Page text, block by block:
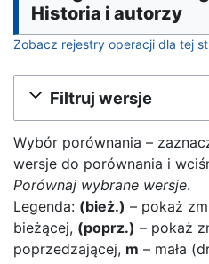
Historia i autorzy
Zobacz rejestry operacji dla tej
Filtruj wersje
Wybór porównania –
wersje do porównania i
Porównaj wybrane wersje.
Legenda: (bież.) – pokaż
bieżącej, (poprz.) – pokaż
poprzedzającej, m – mała